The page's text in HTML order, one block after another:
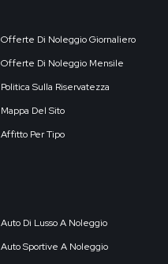
Offerte Di Noleggio Giornaliero
Offerte Di Noleggio Mensile
Politica Sulla Riservatezza
Mappa Del Sito
Affitto Per Tipo
Auto Di Lusso A Noleggio
Auto Sportive A Noleggio